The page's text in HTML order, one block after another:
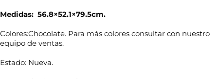
Medidas: 56.8×52.1×79.5cm.
Colores:Chocolate. Para más colores consultar con nuestro
equipo de ventas.
Estado: Nueva.
N
o
b
r